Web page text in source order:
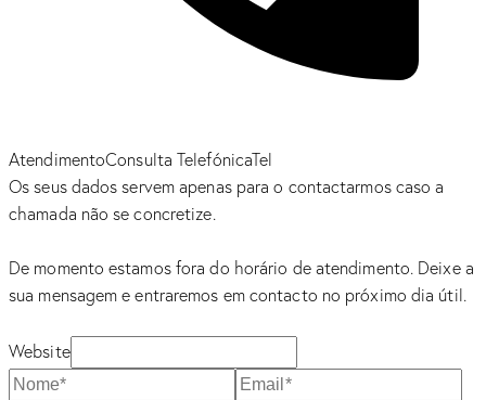
AtendimentoConsulta TelefónicaTel
Os seus dados servem apenas para o contactarmos caso a
chamada não se concretize.
De momento estamos fora do horário de atendimento. Deixe a
sua mensagem e entraremos em contacto no próximo dia útil.
Website